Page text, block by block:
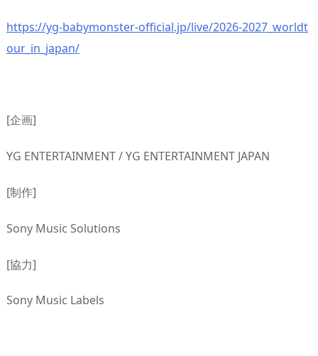
https://yg-babymonster-official.jp/live/2026-2027_worldt
our_in_japan/
[企画]
YG ENTERTAINMENT / YG ENTERTAINMENT JAPAN
[制作]
Sony Music Solutions
[協力]
Sony Music Labels